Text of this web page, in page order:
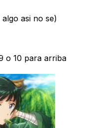
asi no se)
o 10 para arriba